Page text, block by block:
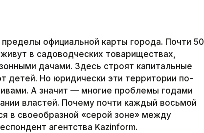
официальной карты города. Почти 50
в садоводческих товариществах,
дачами. Здесь строят капитальные
детей. Но юридически эти территории по-
А значит — многие проблемы годами
властей. Почему почти каждый восьмой
в своеобразной «серой зоне» между
агентства Kazinform.